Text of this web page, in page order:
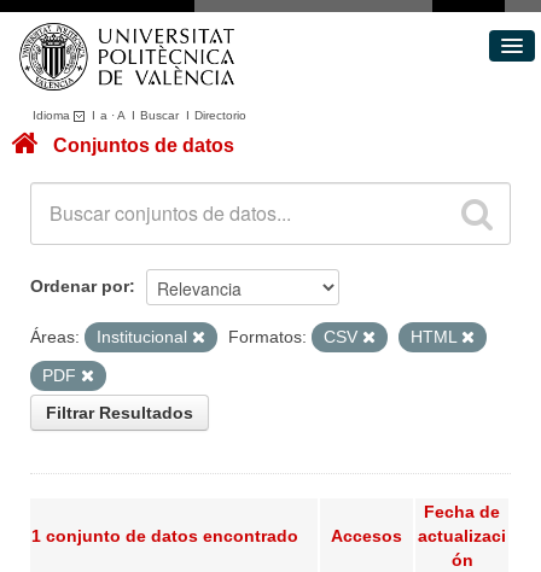
Idioma I a ·A I BuscarI Directorio
Conjuntos de datos
Acerca de
Portal de Transparencia
Conjuntos de datos
Ordenar por
Áreas: Institucional Formatos: CSV
HTML
PDF
Filtrar Resultados
1 conjunto de datos encontrado Accesos
Fecha de
actualizaci
ón